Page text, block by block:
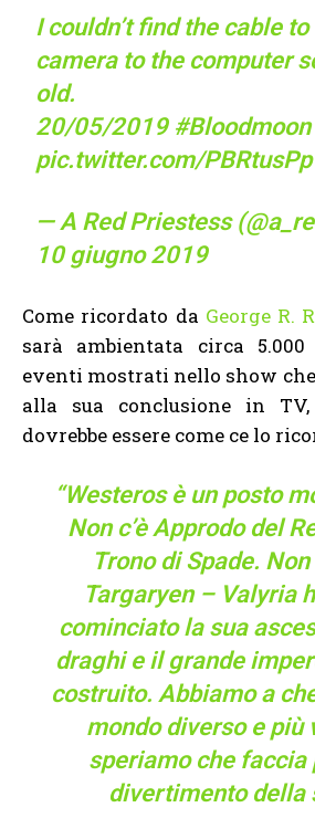
I couldn’t find the cable
camera to the computer
old.
20/05/2019 #Bloodmoon
pic.twitter.com/
— A Red Priestess
10 giugno 2019
Come ricordato da George R.
sarà ambientata circa
eventi mostrati nello show
alla sua conclusione in
dovrebbe essere come ce lo
“Westeros è un posto
Non c’è Approdo del
Trono di Spade.
Targaryen – Valyria
cominciato la sua
draghi e il grande
costruito. Abbiamo a
mondo diverso e più
speriamo che faccia
divertimento della